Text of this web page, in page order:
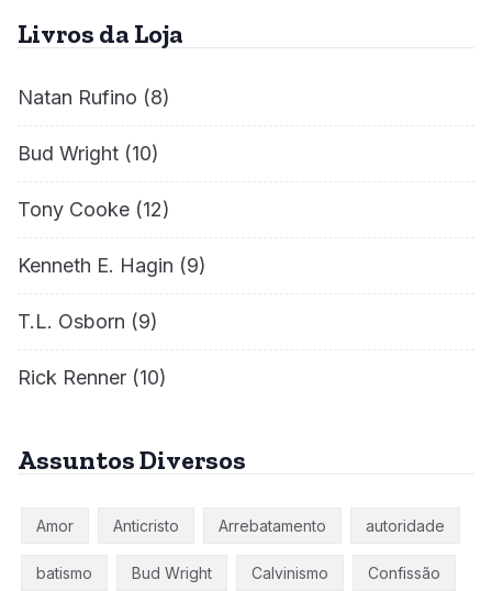
Livros da Loja
Natan Rufino (8)
Bud Wright (10)
Tony Cooke (12)
Kenneth E. Hagin (9)
T.L. Osborn (9)
Rick Renner (10)
Assuntos Diversos
Amor Anticristo Arrebatamento autoridade
batismo Bud Wright Calvinismo Confissão